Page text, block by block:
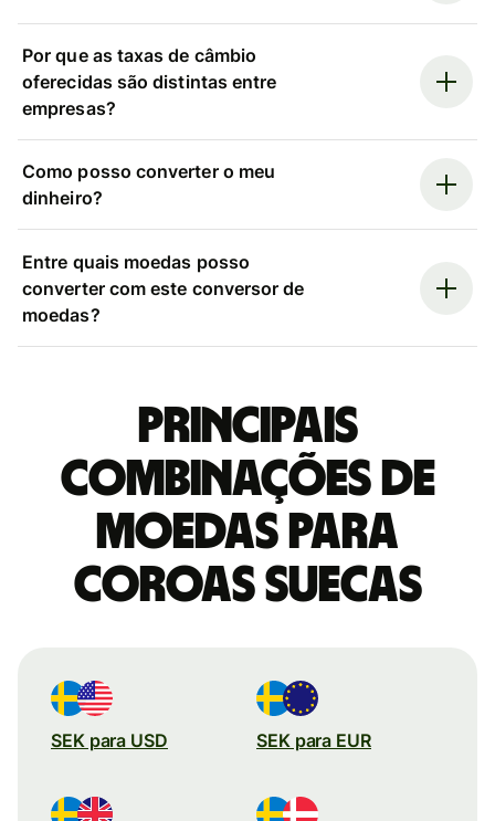
Por que as taxas de câmbio
oferecidas são distintas entre
empresas?
Como posso converter o meu
dinheiro?
Entre quais moedas posso
converter com este conversor de
moedas?
Principais
combinações de
moedas para
Coroas suecas
SEK para USD SEK para EUR